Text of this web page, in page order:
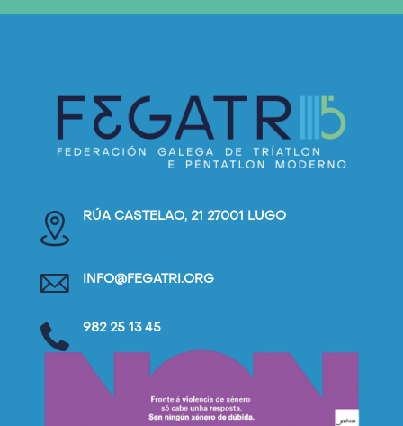
RÚA CASTELAO, 21 27001 LUGO
INFO@FEGATRI.ORG
982 25 13 45